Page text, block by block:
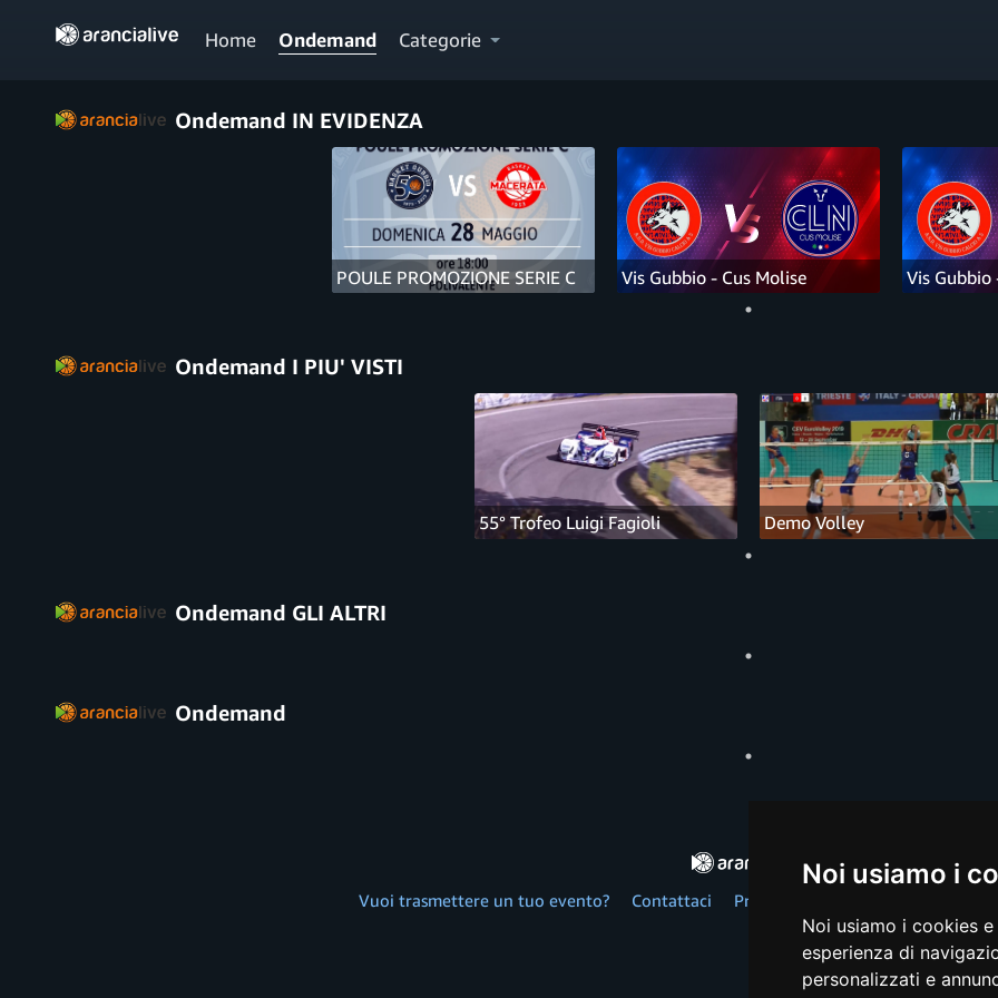
Noi usiamo i
Noi usiamo i cookies
esperienza di
personalizzati e
Home Ondemand Categorie
Ondemand IN EVIDENZA
POULE PROMOZIONE SERIE C Vis Gubbio - Cus Molise Vis Gubbio
Ondemand I PIU' VISTI
55° Trofeo Luigi Fagioli Demo Volley
Ondemand GLI ALTRI
Ondemand
Vuoi trasmettere un tuo evento? Contattaci Privacy